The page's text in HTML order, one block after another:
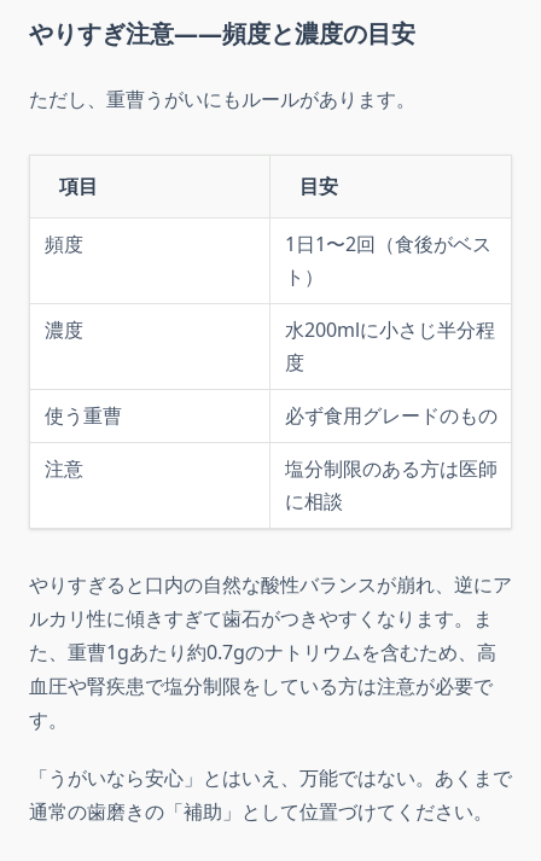
やりすぎ注意――頻度と濃度の目安
ただし、重曹うがいにもルールがあります。
項目 目安
頻度
1日1〜2回（食後がベス
ト）
濃度
水200mlに小さじ半分程
度
使う重曹
必ず食用グレードのもの
注意
塩分制限のある方は医師
に相談
やりすぎると口内の自然な酸性バランスが崩れ、逆にア
ルカリ性に傾きすぎて歯石がつきやすくなります。ま
た、重曹1gあたり約0.7gのナトリウムを含むため、高
血圧や腎疾患で塩分制限をしている方は注意が必要で
す。
「うがいなら安心」とはいえ、万能ではない。あくまで
通常の歯磨きの「補助」として位置づけてください。